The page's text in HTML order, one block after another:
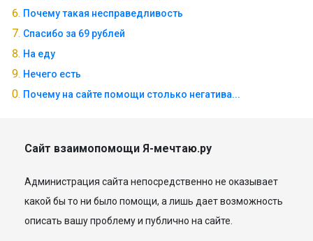
Почему такая несправедливость
Спасибо за 69 рублей
На еду
Нечего есть
Почему на сайте помощи столько негатива...
Сайт взаимопомощи Я-мечтаю.ру
Администрация сайта непосредственно не оказывает
какой бы то ни было помощи, а лишь дает возможность
описать вашу проблему и публично на сайте.